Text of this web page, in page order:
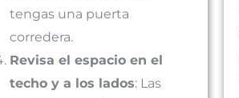
tengas una puerta
corredera.
Revisa el espacio en el
techo y a los lados: Las